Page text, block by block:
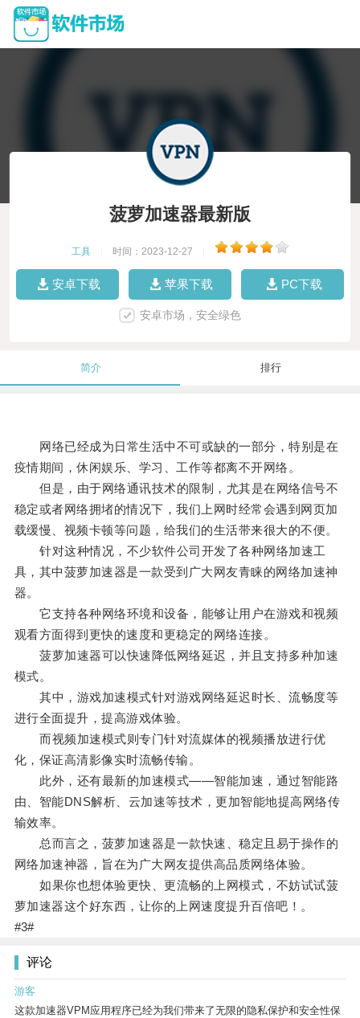
菠萝加速器最新版
工具 时间：2023-12-27
安卓下载 苹果下载 PC下载
安卓市场，安全绿色
简介 排行
网络已经成为日常生活中不可或缺的一部分，特别是在
疫情期间，休闲娱乐、学习、工作等都离不开网络。
但是，由于网络通讯技术的限制，尤其是在网络信号不
稳定或者网络拥堵的情况下，我们上网时经常会遇到网页加
载缓慢、视频卡顿等问题，给我们的生活带来很大的不便。
针对这种情况，不少软件公司开发了各种网络加速工
具，其中菠萝加速器是一款受到广大网友青睐的网络加速神
器。
它支持各种网络环境和设备，能够让用户在游戏和视频
观看方面得到更快的速度和更稳定的网络连接。
菠萝加速器可以快速降低网络延迟，并且支持多种加速
模式。
其中，游戏加速模式针对游戏网络延迟时长、流畅度等
进行全面提升，提高游戏体验。
而视频加速模式则专门针对流媒体的视频播放进行优
化，保证高清影像实时流畅传输。
此外，还有最新的加速模式——智能加速，通过智能路
由、智能DNS解析、云加速等技术，更加智能地提高网络传
输效率。
总而言之，菠萝加速器是一款快速、稳定且易于操作的
网络加速神器，旨在为广大网友提供高品质网络体验。
如果你也想体验更快、更流畅的上网模式，不妨试试菠
萝加速器这个好东西，让你的上网速度提升百倍吧！。
#3#
评论
游客
这款加速器VPM应用程序已经为我们带来了无限的隐私保护和安全性保